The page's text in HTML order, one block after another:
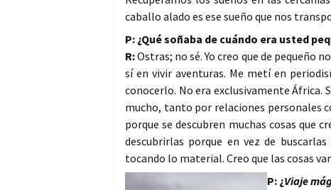
caballo alado es ese sueño que nos
P: ¿Qué soñaba de cuándo era usted
R:Ostras; no sé. Yo creo que de pequeño
sí en vivir aventuras. Me metí en
conocerlo. No era exclusivamente África.
mucho, tanto por relaciones personales
porque se descubren muchas cosas que
descubrirlas porque en vez de
tocando lo material. Creo que las cosas
P: ¿Viaje